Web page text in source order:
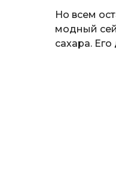
Но всем
модный
сахара.